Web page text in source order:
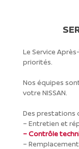
Le Service
priorités.
Nos équipes
votre NISSAN.
Des prestations
– Entretien et
–Contrôle
–